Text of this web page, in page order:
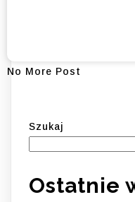
No More Post
Szukaj
Ostatnie